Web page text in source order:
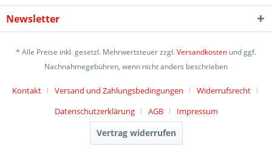
Newsletter
* Alle Preise inkl. gesetzl. Mehrwertsteuer zzgl.Versandkosten und ggf.
Nachnahmegebühren, wenn nicht anders beschrieben
Kontakt Versand und Zahlungsbedingungen
Widerrufsrecht
Datenschutzerklärung
AGB Impressum
Vertrag widerrufen